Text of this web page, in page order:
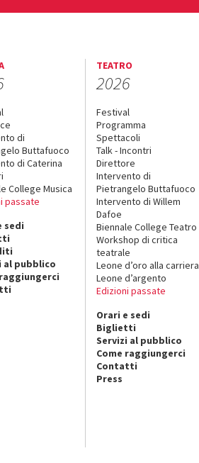
di
Buttafuoco
di Caterina
College Musica
passate
sedi
al pubblico
TEATRO
2026
Festival
Programma
Spettacoli
Talk - Incontri
Direttore
Intervento di
Pietrangelo Buttafuoco
Intervento di Willem
Dafoe
Biennale College Teatro
Workshop di critica
teatrale
Leone d’oro alla carriera
Leone d’argento
Edizioni passate
Orari e sedi
Biglietti
Servizi al pubblico
Come raggiungerci
Contatti
Press